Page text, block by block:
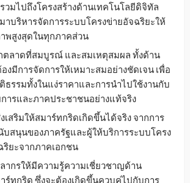
วมไปถึงโครงสร้างด้านเทคโนโลยีดิจิทัล
าบริหารจัดการระบบโครงข่ายอัจฉริยะให้
พสูงสุดในทุกภาคส่วน
ตลาดที่สมบูรณ์ และสมเหตุสมผล ทั้งด้าน
งมีการจัดการให้เหมาะสมอย่างชัดเจน เพื่อ
ธรรมทั้งในแง่ราคาและการนำไปใช้งานกับ
ารและภาคประชาชนอย่างแท้จริง
เสริมให้สมาร์ทกริดเกิดขึ้นได้จริง จากการ
สนุนของภาครัฐและผู้ให้บริการระบบโครง
ยะจากภาคเอกชน
กรให้มีความรู้ความเชี่ยวชาญด้าน
ร์ทกริด ซึ่งจะต้องเกิดขึ้นควบคู่ไปกับการ